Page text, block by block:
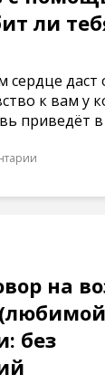
ли
сердце даст
к вам у
приведёт в
на
без